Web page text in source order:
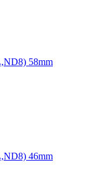
58mm
46mm